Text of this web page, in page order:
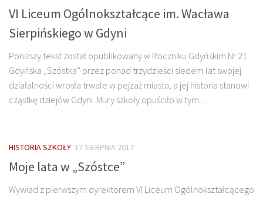
VI Liceum Ogólnokształcące im. Wacława
Sierpińskiego w Gdyni
Poniższy tekst został opublikowany w Roczniku Gdyńskim Nr 21
Gdyńska „Szóstka” przez ponad trzydzieści siedem lat swojej
działalności wrosła trwale w pejzaż miasta, a jej historia stanowi
cząstkę dziejów Gdyni. Mury szkoły opuściło w tym...
HISTORIA SZKOŁY 17 SIERPNIA 2017
Moje lata w „Szóstce”
Wywiad z pierwszym dyrektorem VI Liceum Ogólnokształcącego